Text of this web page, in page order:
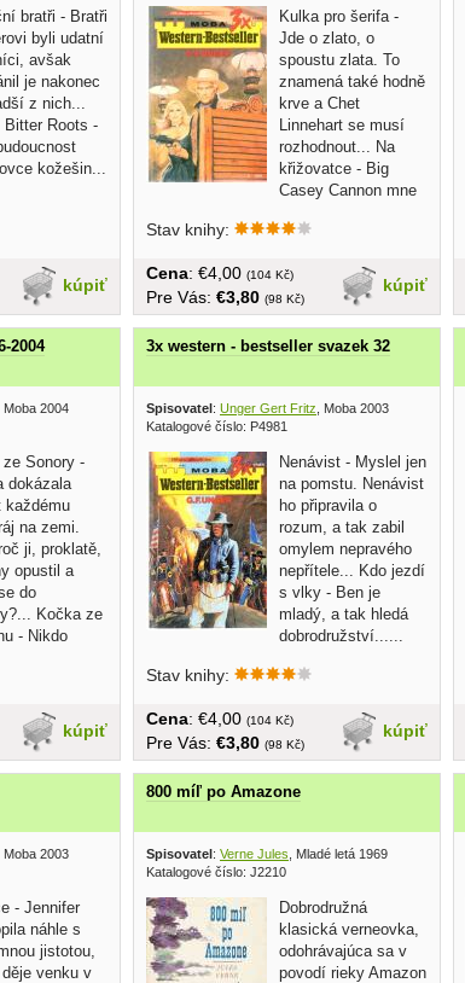
bratři - Bratři
byli udatní
avšak
je nakonec
z nich...
Bitter Roots -
kožešin...
kúpiť
Kulka pro šerifa -
Jde o zlato, o
spoustu zlata. To
znamená také hodně
krve a Chet
Linnehart se musí
rozhodnout... Na
křižovatce - Big
Casey Cannon mne
Stav knihy:
kúpiť
Cena: €4,00 (104 Kč)
Pre Vás: €3,80 (98 Kč)
2004
, Moba 2004
ze Sonory -
dokázala
každému
na zemi.
ji, proklatě,
opustil a
do
Kočka ze
- Nikdo
kúpiť
3x western - bestseller svazek 32
Spisovatel: Unger Gert Fritz , Moba 2003
Katalogové číslo: P4981
Nenávist - Myslel jen
na pomstu. Nenávist
ho připravila o
rozum, a tak zabil
omylem nepravého
nepřítele... Kdo jezdí
s vlky - Ben je
mladý, a tak hledá
dobrodružství......
Stav knihy:
kúpiť
Cena: €4,00 (104 Kč)
Pre Vás: €3,80 (98 Kč)
, Moba 2003
- Jennifer
náhle s
jistotou,
venku v
800 míľ po Amazone
Spisovatel: Verne Jules , Mladé letá 1969
Katalogové číslo: J2210
Dobrodružná
klasická verneovka,
odohrávajúca sa v
povodí rieky Amazon